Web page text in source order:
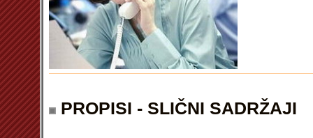
PROPISI - SLIČNI SADRŽAJI